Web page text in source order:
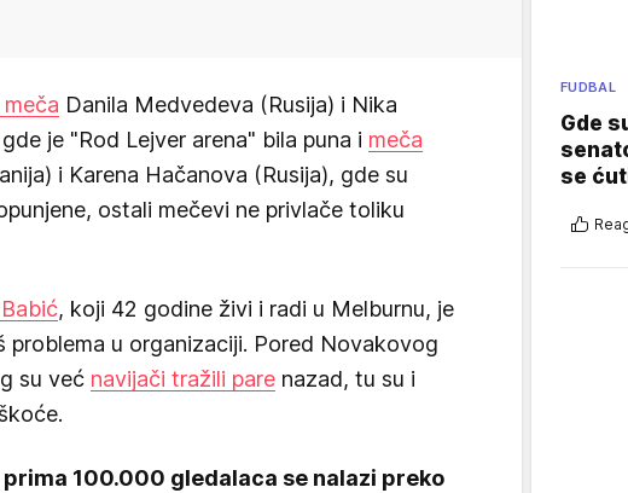
Danila Medvedeva (Rusija) i Nika
je "Rod Lejver arena" bila puna i meča
i Karena Hačanova (Rusija), gde su
ostali mečevi ne privlače toliku
, koji 42 godine živi i radi u Melburnu, je
problema u organizaciji. Pored Novakovog
su već navijači tražili pare nazad, tu su i
prima 100.000 gledalaca se nalazi preko
FUDBAL
Gde
se